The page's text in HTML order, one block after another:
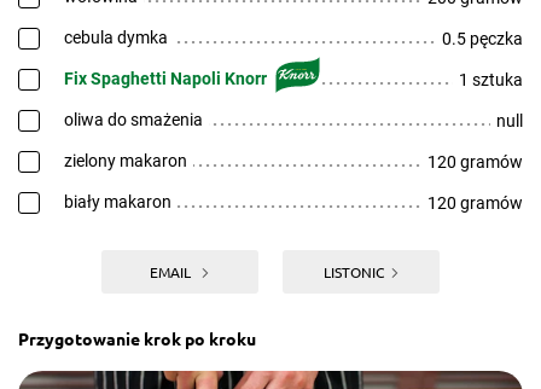
cebula dymka 0.5 pęczka
Fix Spaghetti Napoli Knorr 1 sztuka
oliwa do smażenia null
zielony makaron 120 gramów
biały makaron 120 gramów
EMAIL LISTONIC
Przygotowanie krok po kroku